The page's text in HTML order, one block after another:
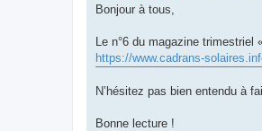
s
g
Bonjour à tous,
Le n°6 du magazine trimestriel
https://www.cadrans-
N’hésitez pas bien entendu à
Bonne lecture !